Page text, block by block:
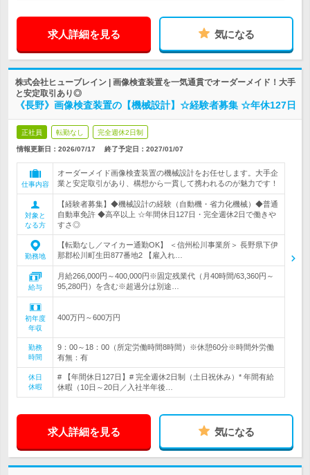
求人詳細を見る 気になる
株式会社ヒューブレイン | 画像検査装置を一気通貫でオーダーメイド！大手
と安定取引あり◎
《長野》画像検査装置の【機械設計】☆経験者募集 ☆年休127日
正社員 転勤なし 完全週休2日制
情報更新日：2026/07/17 終了予定日： 2027/01/07
仕事内容
オーダーメイド画像検査装置の機械設計をお任せします。大手企
業と安定取引があり、構想から一貫して携われるのが魅力です！
対象と
なる方
【経験者募集】◆機械設計の経験（自動機・省力化機械）◆普通
自動車免許 ◆高卒以上 ☆年間休日127日・完全週休2日で働きや
すさ◎
勤務地
【転勤なし／マイカー通勤OK】 ＜信州松川事業所＞ 長野県下伊
那郡松川町生田877番地2 【雇入れ…
給与
月給266,000円～400,000円※固定残業代（月40時間/63,360円～
95,280円）を含む※超過分は別途…
初年度
年収
400万円～600万円
勤務
時間
9：00～18：00（所定労働時間8時間）※休憩60分※時間外労働
有無：有
休日
休暇
# 【年間休日127日】# 完全週休2日制（土日祝休み）* 年間有給
休暇（10日～20日／入社半年後…
求人詳細を見る 気になる